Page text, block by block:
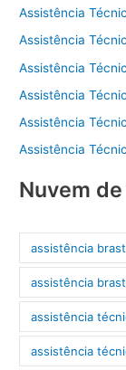
Assistência
Assistência
Assistência
Assistência
Assistência
Assistência
Nuvem
assistência
assistência
assistência
assistência